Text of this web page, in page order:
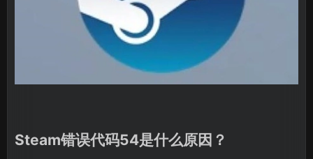
Steam错误代码54是什么原因？